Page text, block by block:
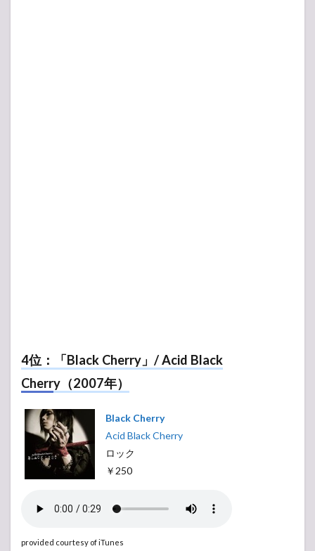
4位：「Black Cherry」/ Acid Black
Cherry（2007年）
Black Cherry
Acid Black Cherry
ロック
￥250
provided courtesy of iTunes